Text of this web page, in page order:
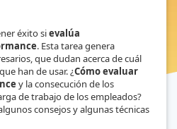
éxito sievalúa
. Esta tarea genera
que dudan acerca de cuál
han de usar. ¿Cómo evaluar
y la consecución de los
de trabajo de los empleados?
consejos y algunas técnicas